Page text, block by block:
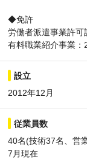
◆免許
労働者派遣事業許
有料職業紹介事業
設立
2012年12月
従業員数
40名(技術37名、営
7月現在